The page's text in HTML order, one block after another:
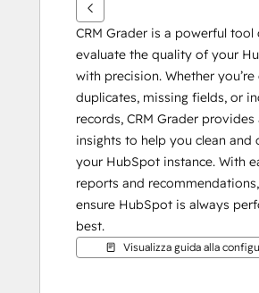
CRM Grader is a powerful tool
evaluate the quality of your
with precision. Whether
duplicates, missing fields, or
records, CRM Grader
insights to help you clean and
your HubSpot instance. With
reports and
ensure HubSpot is always
best.
Visualizza guida alla